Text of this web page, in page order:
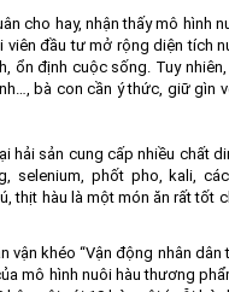
cho hay, nhận thấy mô hình
đầu tư mở rộng diện tích
định cuộc sống. Tuy
bà con cần ý thức, giữ gìn
hải sản cung cấp nhiều chất
selenium, phốt pho, kali,
thịt hàu là một món ăn rất tốt
vận khéo “Vận động nhân
mô hình nuôi hàu thương